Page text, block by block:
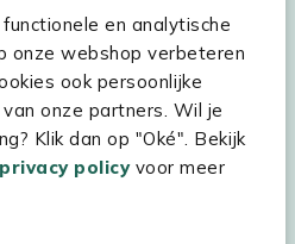
en analytische
onze webshop verbeteren
ook persoonlijke
onze partners. Wil je
Klik dan op "Oké". Bekijk
privacy policyvoor meer